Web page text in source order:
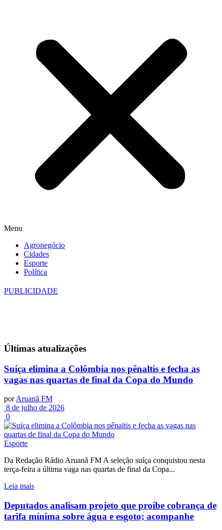
Menu
Agronegócio
Cidades
Esporte
Política
PUBLICIDADE
Últimas atualizações
Suíça elimina a Colômbia nos pênaltis e fecha as
vagas nas quartas de final da Copa do Mundo
porAruanã FM
8 de julho de 2026
0
Esporte
Da Redação Rádio Aruanã FM A seleção suíça conquistou nesta
terça-feira a última vaga nas quartas de final da Copa...
Leia mais
Deputados analisam projeto que proíbe cobrança de
tarifa mínima sobre água e esgoto; acompanhe